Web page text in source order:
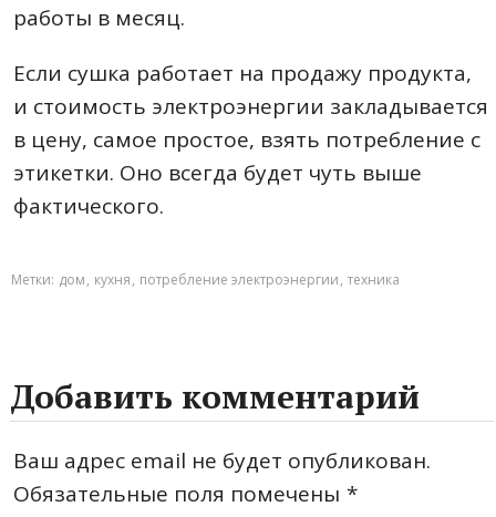
работы в месяц.
Если сушка работает на продажу продукта,
и стоимость электроэнергии закладывается
в цену, самое простое, взять потребление с
этикетки. Оно всегда будет чуть выше
фактического.
Метки: дом, кухня, потребление электроэнергии, техника
Добавить комментарий
Ваш адрес email не будет опубликован.
Обязательные поля помечены *